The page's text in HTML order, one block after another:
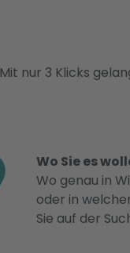
nur 3 Klicks
Wo Sie es
Wo genau in
oder in
Sie auf der